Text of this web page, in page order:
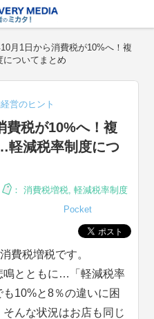
月1日から消費税が10%へ！複
ついてまとめ
営のヒント
費税が10%へ！複
軽減税率制度につ
： 消費税増税, 軽減税率制度
Pocket
費税増税です。
鳴とともに…「軽減税率
10%と8％の違いに困
んな状況はお店も同じ